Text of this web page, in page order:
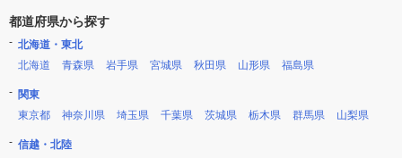
都道府県から探す
北海道・東北
北海道
青森県 岩手県 宮城県 秋田県 山形県 福島県
関東
東京都
神奈川県 埼玉県 千葉県 茨城県 栃木県 群馬県 山梨県
信越・北陸